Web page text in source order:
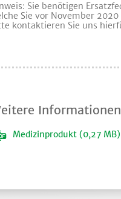
Sie benötigen
Sie vor November
kontaktieren Sie uns
Medizinprodukt (0,27 MB)